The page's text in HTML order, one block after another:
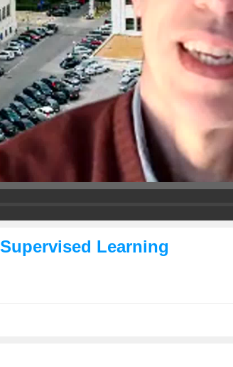
Learning